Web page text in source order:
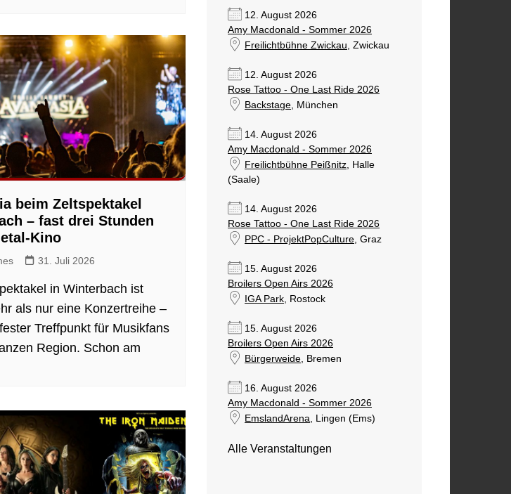
beim Zeltspektakel
– fast drei Stunden
Kino
31. Juli 2026
in Winterbach ist
als nur eine Konzertreihe –
Treffpunkt für Musikfans
Region. Schon am
12. August 2026
Amy Macdonald - Sommer 2026
Freilichtbühne Zwickau, Zwickau
12. August 2026
Rose Tattoo - One Last Ride 2026
Backstage, München
14. August 2026
Amy Macdonald - Sommer 2026
Freilichtbühne Peißnitz, Halle
(Saale)
14. August 2026
Rose Tattoo - One Last Ride 2026
PPC - ProjektPopCulture, Graz
15. August 2026
Broilers Open Airs 2026
IGA Park, Rostock
15. August 2026
Broilers Open Airs 2026
Bürgerweide, Bremen
16. August 2026
Amy Macdonald - Sommer 2026
EmslandArena, Lingen (Ems)
Alle Veranstaltungen